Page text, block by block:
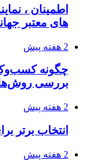
اطمینان ،
های معتبر
2 هفته پیش
چگونه
بررسی
2 هفته پیش
انتخاب برتر
2 هفته پیش